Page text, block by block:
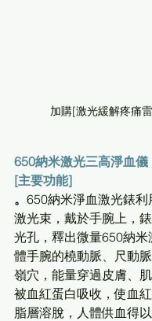
加購[激光緩解疼痛
650納米激光三高淨血儀
[主要功能]
。 650納米淨血激光錶
激光束，戴於手腕上，
光孔，釋出微量650納米
體手腕的橈動脈、尺動
嶺穴，能量穿過皮膚、
被血紅蛋白吸收，使血
脂層溶脫，人體供血得以